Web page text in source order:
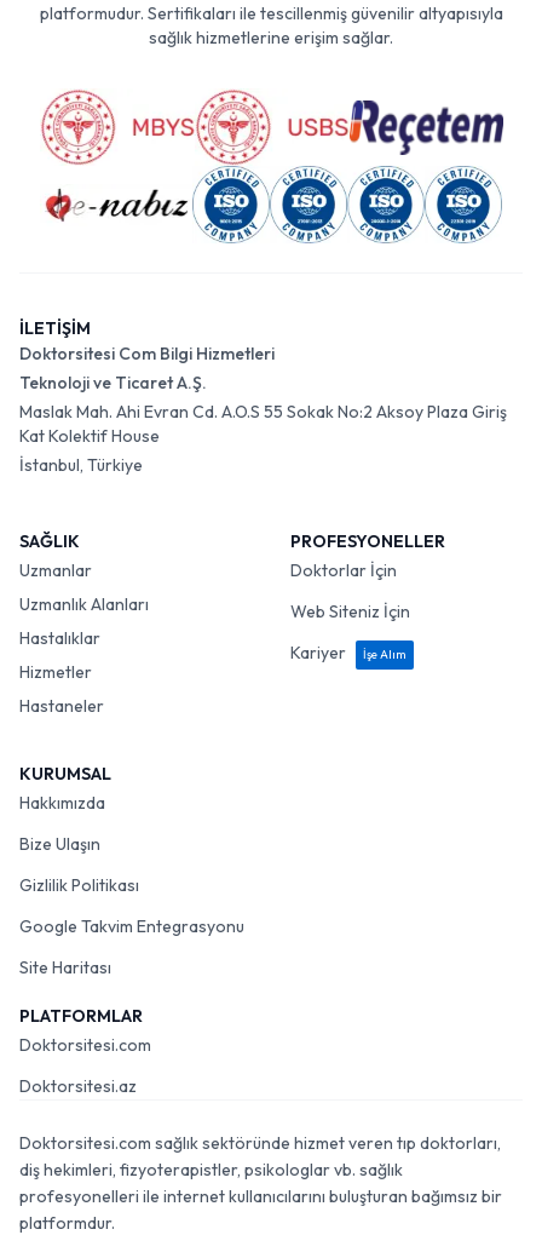
platformudur. Sertifikaları ile tescillenmiş güvenilir altyapısıyla
sağlık hizmetlerine erişim sağlar.
İLETİŞİM
Doktorsitesi Com Bilgi Hizmetleri
Teknoloji ve Ticaret A.Ş.
Maslak Mah. Ahi Evran Cd. A.O.S 55 Sokak No:2 Aksoy Plaza Giriş
Kat Kolektif House
İstanbul, Türkiye
SAĞLIK
Uzmanlar
Uzmanlık Alanları
Hastalıklar
Hizmetler
Hastaneler
PROFESYONELLER
Doktorlar İçin
Web Siteniz İçin
Kariyer
İşe Alım
KURUMSAL
Hakkımızda
Bize Ulaşın
Gizlilik Politikası
Google Takvim Entegrasyonu
Site Haritası
PLATFORMLAR
Doktorsitesi.com
Doktorsitesi.az
Doktorsitesi.com sağlık sektöründe hizmet veren tıp doktorları,
diş hekimleri, fizyoterapistler, psikologlar vb. sağlık
profesyonelleri ile internet kullanıcılarını buluşturan bağımsız bir
platformdur.